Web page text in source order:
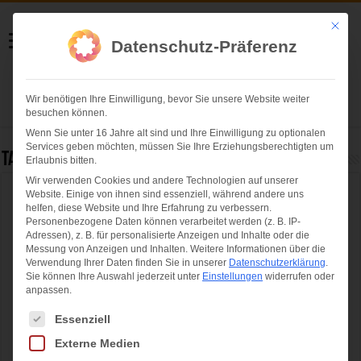
Helmut Swoboda
Fotografie
Herzlich willkommen
Tag Archives:
Eisrettung!? – Nein Danke
Mit
Datenschutz-Präferenz
Wir benötigen Ihre Einwilligung, bevor Sie unsere Website weiter
besuchen können.
Wenn Sie unter 16 Jahre alt sind und Ihre Einwilligung zu optionalen
Services geben möchten, müssen Sie Ihre Erziehungsberechtigten um
Erlaubnis bitten.
Wir verwenden Cookies und andere Technologien auf unserer
Website. Einige von ihnen sind essenziell, während andere uns
helfen, diese Website und Ihre Erfahrung zu verbessern.
Personenbezogene Daten können verarbeitet werden (z. B. IP-
Adressen), z. B. für personalisierte Anzeigen und Inhalte oder die
Messung von Anzeigen und Inhalten. Weitere Informationen über die
Verwendung Ihrer Daten finden Sie in unserer Datenschutzerklärung.
Sie können Ihre Auswahl jederzeit unter Einstellungen widerrufen oder
anpassen.
Es folgt eine Liste der Service-Gruppen, für die eine Einwilligung
Essenziell
Externe Medien